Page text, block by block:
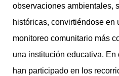
observaciones ambientales,
históricas, convirtiéndose en
monitoreo comunitario más
una institución educativa.
han participado en los